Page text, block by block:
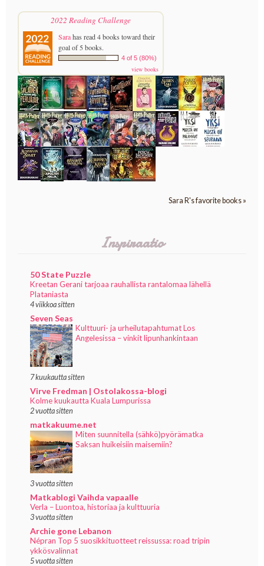
2022 Reading Challenge
Sarahas read 4 books toward their
goal of 5 books.
4 of 5 (80%)
view books
Sara R's favorite books »
Inspiraatio
50 State Puzzle
Kreetan Gerani tarjoaa rauhallista rantalomaa lähellä
Plataniasta
4 viikkoa sitten
Seven Seas
Kulttuuri- ja urheilutapahtumat Los
Angelesissa – vinkit lipunhankintaan
7 kuukautta sitten
Virve Fredman | Ostolakossa-blogi
Kolme kuukautta Kuala Lumpurissa
2 vuotta sitten
matkakuume.net
Miten suunnitella (sähkö)pyörämatka
Saksan huikeisiin maisemiin?
3 vuotta sitten
Matkablogi Vaihda vapaalle
Verla – Luontoa, historiaa ja kulttuuria
3 vuotta sitten
Archie gone Lebanon
Népran Top 5 suosikkituotteet reissussa: road tripin
ykkösvalinnat
5 vuotta sitten